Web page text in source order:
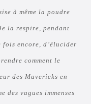
à même la poudre
la respire, pendant
fois encore, d’élucider
comment le
des Mavericks en
des vagues immenses